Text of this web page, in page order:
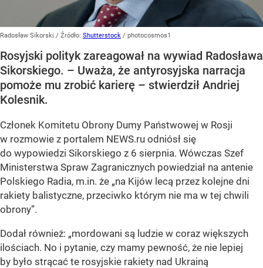
Radosław Sikorski / Źródło: Shutterstock / photocosmos1
Rosyjski polityk zareagował na wywiad Radosława
Sikorskiego. – Uważa, że antyrosyjska narracja
pomoże mu zrobić karierę – stwierdził Andriej
Kolesnik.
Członek Komitetu Obrony Dumy Państwowej w Rosji
w rozmowie z portalem NEWS.ru odniósł się
do wypowiedzi Sikorskiego z 6 sierpnia. Wówczas Szef
Ministerstwa Spraw Zagranicznych powiedział na antenie
Polskiego Radia, m.in. że „na Kijów lecą przez kolejne dni
rakiety balistyczne, przeciwko którym nie ma w tej chwili
obrony”.
Dodał również: „mordowani są ludzie w coraz większych
ilościach. No i pytanie, czy mamy pewność, że nie lepiej
by było strącać te rosyjskie rakiety nad Ukrainą